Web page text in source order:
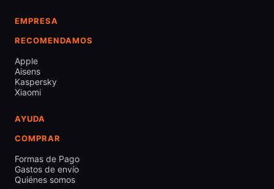
EMPRESA
RECOMENDAMOS
Apple
Aisens
Kaspersky
Xiaomi
AYUDA
COMPRAR
Formas de Pago
Gastos de envío
Quiénes somos